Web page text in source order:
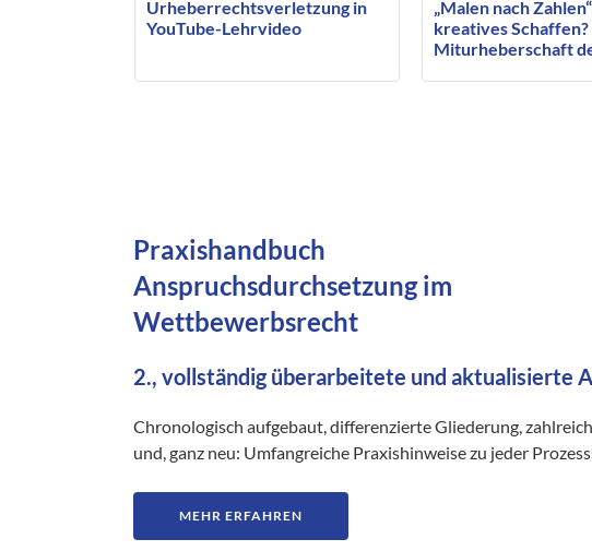
Urheberrechtsverletzung in
YouTube-Lehrvideo
„Malen nach
kreatives Schaffen?
Miturheberschaft
Praxishandbuch
Anspruchsdurchsetzung im
Wettbewerbsrecht
2., vollständig überarbeitete und aktualisierte
Chronologisch aufgebaut, differenzierte Gliederung,
und, ganz neu: Umfangreiche Praxishinweise zu jeder
MEHR ERFAHREN